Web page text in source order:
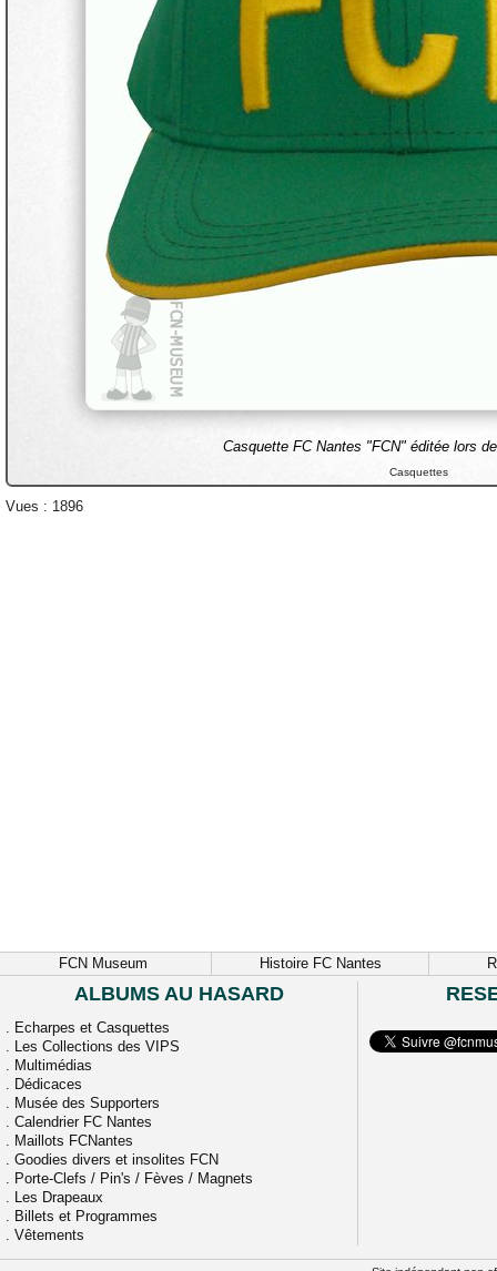
Casquette FC Nantes "FCN" éditée lors
Casquettes
Vues : 1896
FCN Museum Histoire FC Nantes
ALBUMS AU HASARD
. Echarpes et Casquettes
. Les Collections des VIPS
. Multimédias
. Dédicaces
. Musée des Supporters
. Calendrier FC Nantes
. Maillots FCNantes
. Goodies divers et insolites FCN
. Porte-Clefs / Pin's / Fèves / Magnets
. Les Drapeaux
. Billets et Programmes
. Vêtements